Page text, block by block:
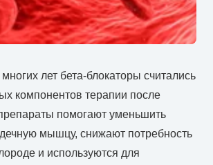
лет бета-блокаторы считались
компонентов терапии после
помогают уменьшить
мышцу, снижают потребность
и используются для